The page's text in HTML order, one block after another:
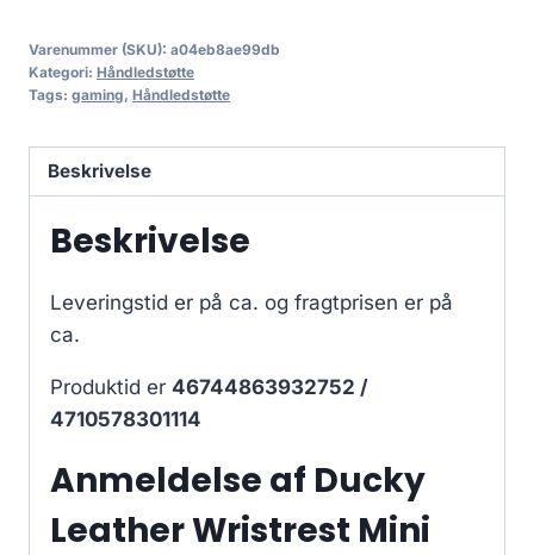
Varenummer (SKU): a04eb8ae99db
Kategori: Håndledstøtte
Tags: gaming, Håndledstøtte
Beskrivelse
Beskrivelse
Leveringstid er på ca. og fragtprisen er på
ca.
Produktid er 46744863932752 /
4710578301114
Anmeldelse af Ducky
Leather Wristrest Mini